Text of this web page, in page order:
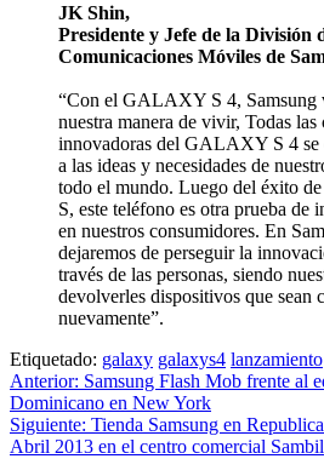
JK Shin,
Presidente y Jefe de la División
Comunicaciones Móviles de
“Con el GALAXY S 4, Samsung
nuestra manera de vivir, Todas las
innovadoras del GALAXY S 4 se
a las ideas y necesidades de
todo el mundo. Luego del éxito
S, este teléfono es otra prueba de
en nuestros consumidores. En
dejaremos de perseguir la
través de las personas, siendo
devolverles dispositivos que sean
nuevamente”.
Etiquetado: galaxy galaxys4 lanzamiento
Navegación
de
entradas
Anterior: Samsung Flash Mob frente al
Dominicano en New York
Siguiente: Tienda Samsung en
Abril 2013 en el centro comercial Sambil